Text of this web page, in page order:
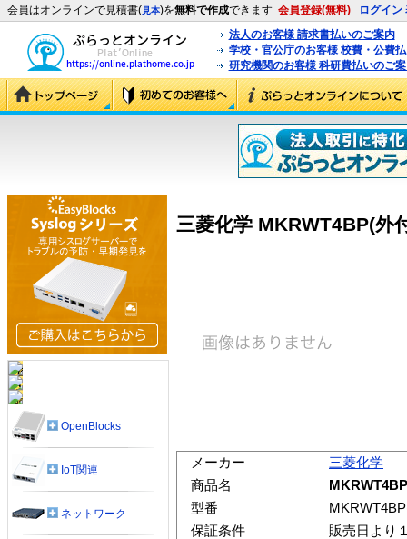
会員はオンラインで見積書(見本)を無料で作成できます 会員登録(無料) ログイン
法人のお客様 請求書払いのご案内
学校・官公庁のお客様 校費・公費
研究機関のお客様 科研費払いのご
三菱化学 MKRWT4BP(外
メーカー
三菱化学
商品名
型番
保証条件
販売日より
OpenBlocks
IoT関連
ネットワーク